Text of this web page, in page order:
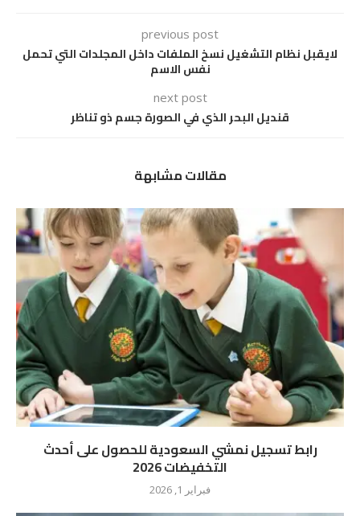
previous post
لايقبل نظام التشغيل نسخ الملفات داخل المجلدات التي تحمل
نفس الاسم
next post
قنديل البحر الذي في الصورة جسم ذو تناظر
مقالات مشابهة
رابط تسجيل نمشي السعودية للحصول على أحدث
التخفيضات 2026
فبراير 1, 2026